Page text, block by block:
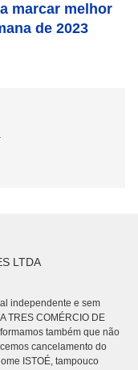
marcar melhor
de 2023
LTDA
independente e sem
TRES COMÉRCIO DE
também que não
cancelamento do
ISTOÉ, tampouco